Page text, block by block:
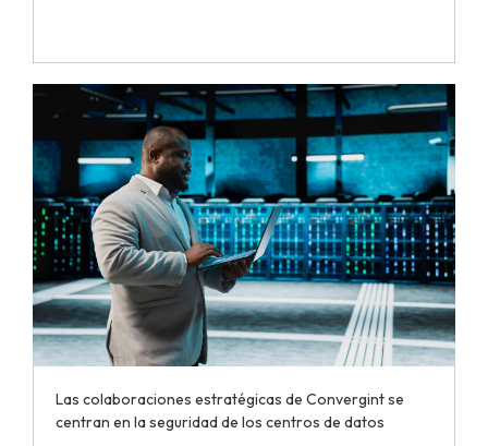
Las colaboraciones estratégicas de Convergint se
centran en la seguridad de los centros de datos